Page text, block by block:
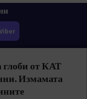
от КАТ
Измамата